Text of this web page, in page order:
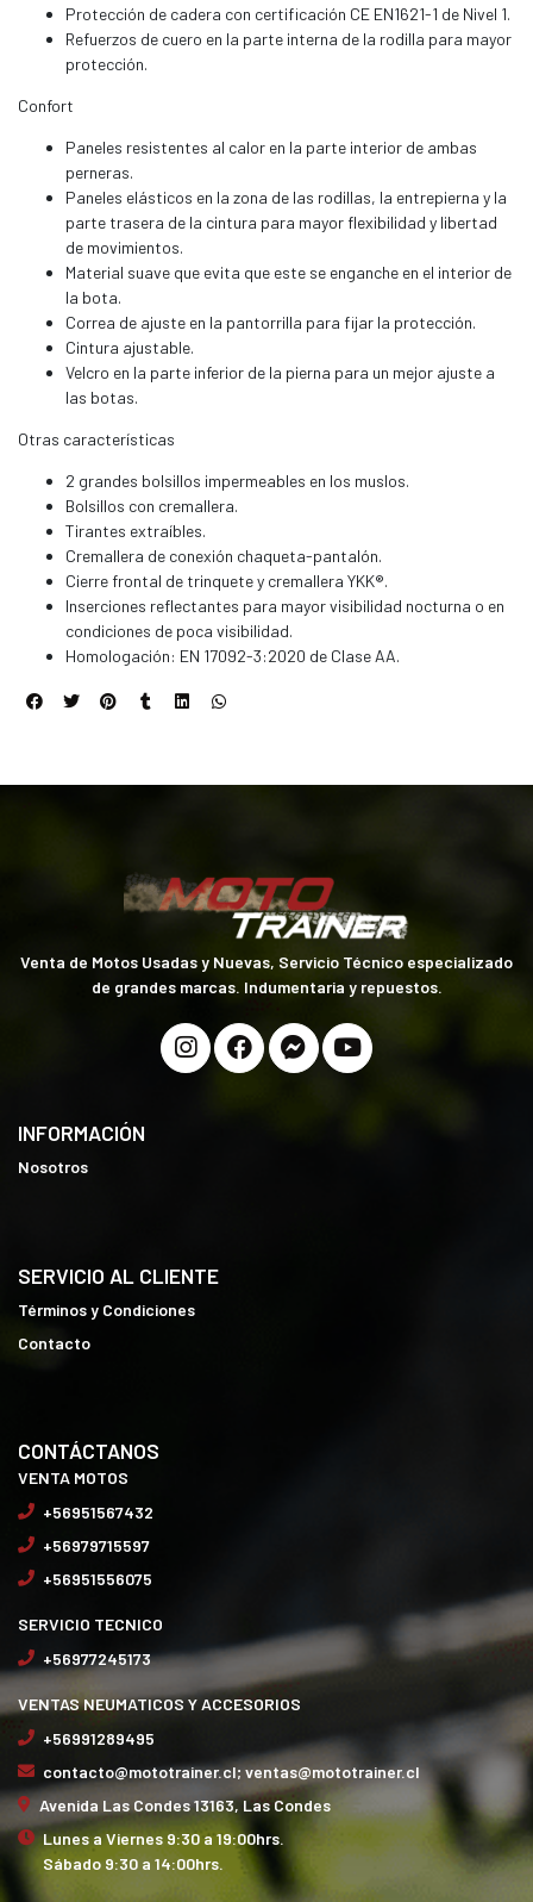
Protección de cadera con certificación CE EN1621-1 de Nivel 1.
Refuerzos de cuero en la parte interna de la rodilla para mayor
protección.
Confort
Paneles resistentes al calor en la parte interior de ambas
perneras.
Paneles elásticos en la zona de las rodillas, la entrepierna y la
parte trasera de la cintura para mayor flexibilidad y libertad
de movimientos.
Material suave que evita que este se enganche en el interior de
la bota.
Correa de ajuste en la pantorrilla para fijar la protección.
Cintura ajustable.
Velcro en la parte inferior de la pierna para un mejor ajuste a
las botas.
Otras características
2 grandes bolsillos impermeables en los muslos.
Bolsillos con cremallera.
Tirantes extraíbles.
Cremallera de conexión chaqueta-pantalón.
Cierre frontal de trinquete y cremallera YKK®.
Inserciones reflectantes para mayor visibilidad nocturna o en
condiciones de poca visibilidad.
Homologación: EN 17092-3:2020 de Clase AA.
Venta de Motos Usadas y Nuevas, Servicio Técnico especializado
de grandes marcas. Indumentaria y repuestos.
INFORMACIÓN
Nosotros
SERVICIO AL CLIENTE
Términos y Condiciones
Contacto
CONTÁCTANOS
VENTA MOTOS
+56951567432
+56979715597
+56951556075
SERVICIO TECNICO
+56977245173
VENTAS NEUMATICOS Y ACCESORIOS
+56991289495
contacto@mototrainer.cl; ventas@mototrainer.cl
Avenida Las Condes 13163, Las Condes
Lunes a Viernes 9:30 a 19:00hrs.
Sábado 9:30 a 14:00hrs.